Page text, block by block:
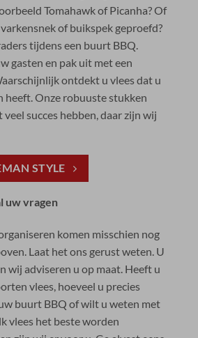
Tomahawk of Picanha? Of
of buikspek geproefd?
tijdens een buurt BBQ.
gasten en pak uit met een
ontdekt u vlees dat u
heeft. Onze robuuste stukken
veel succes hebben, daar zijn wij
STYLE
uw vragen
komen misschien nog
Laat het ons gerust weten. U
wij adviseren u op maat. Heeft u
vlees, hoeveel u precies
buurt BBQ of wilt u weten met
vlees het beste worden